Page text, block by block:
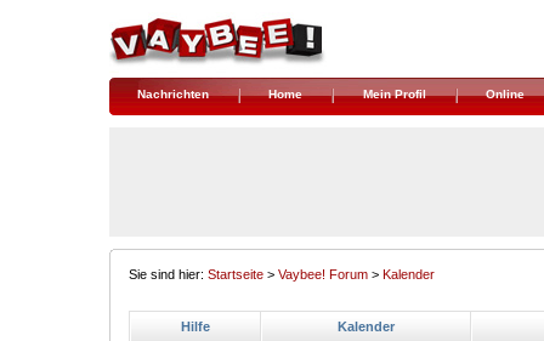
Nachrichten Home Mein Profil Online
Sie sind hier: Startseite > Vaybee! Forum > Kalender
Hilfe Kalender